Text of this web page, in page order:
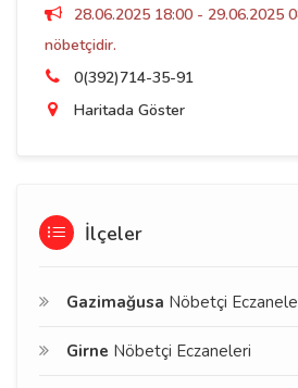
28.06.2025 18:00 - 29.06.2025
nöbetçidir.
0(392)714-35-91
Haritada Göster
İlçeler
Gazimağusa Nöbetçi
Girne Nöbetçi Eczaneleri